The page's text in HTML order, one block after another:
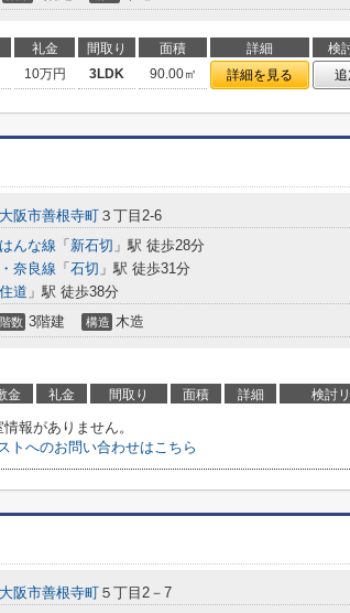
礼金 間取り 面積 詳細
検
10万円 3LDK 90.00㎡ 詳細を見る 追
阪市善根寺町 ３丁目2-6
んな線 「 新石切 」駅 徒歩28分
奈良線 「 石切 」駅 徒歩31分
住道 」駅 徒歩38分
階数 3階建 構造 木造
金 礼金 間取り 面積 詳細 検討
報がありません。
トへのお問い合わせはこちら
阪市善根寺町 ５丁目2－7